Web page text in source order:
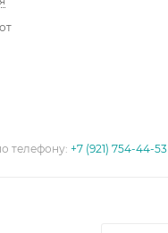
телефону:+7 (921) 754-44-53